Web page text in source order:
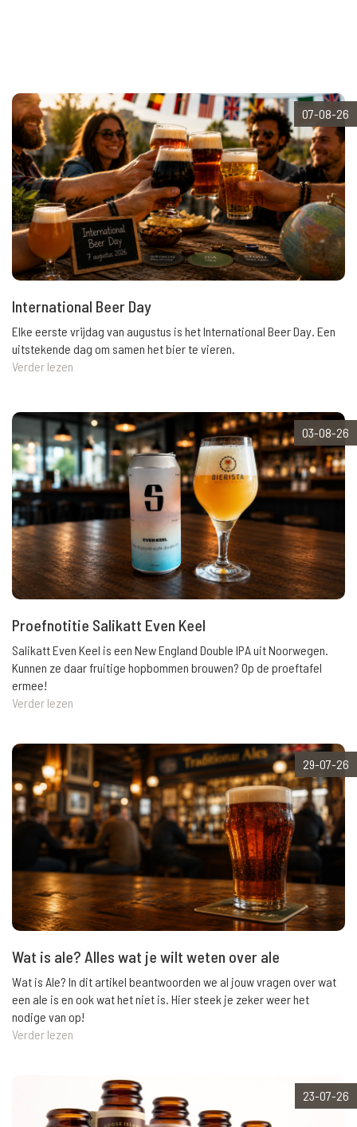
07-08-26
International Beer Day
Elke eerste vrijdag van augustus is het International Beer Day. Een
uitstekende dag om samen het bier te vieren.
Verder lezen
03-08-26
Proefnotitie Salikatt Even Keel
Salikatt Even Keel is een New England Double IPA uit Noorwegen.
Kunnen ze daar fruitige hopbommen brouwen? Op de proeftafel
ermee!
Verder lezen
29-07-26
Wat is ale? Alles wat je wilt weten over ale
Wat is Ale? In dit artikel beantwoorden we al jouw vragen over wat
een ale is en ook wat het niet is. Hier steek je zeker weer het
nodige van op!
Verder lezen
23-07-26